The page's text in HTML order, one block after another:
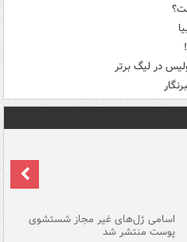
در لیگ برتر
اسامی ژل‌های غیر مجاز شستشوی
پوست منتشر شد